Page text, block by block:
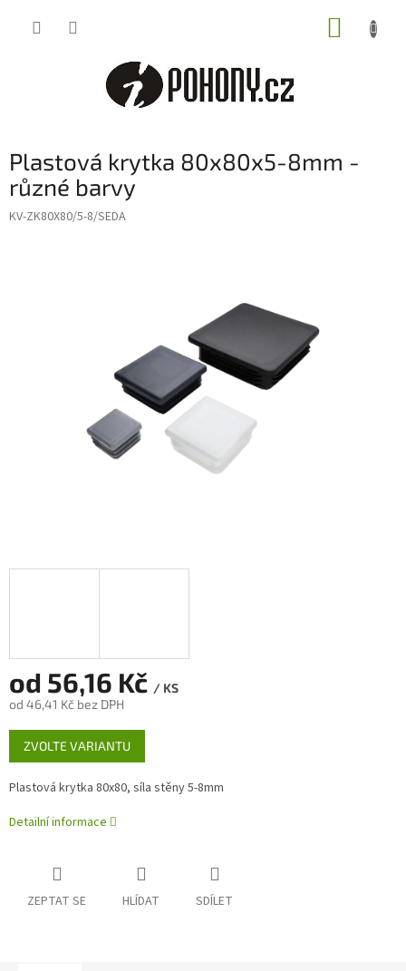
Plastová krytka 80x80x5-8mm -
různé barvy
KV-ZK80X80/5-8/SEDA
od 56,16 Kč / KS
od 46,41 Kč bez DPH
Měrná
cena:
ZVOLTE VARIANTU
Plastová krytka 80x80, síla stěny 5-8mm
Detailní informace
ZEPTAT SE HLÍDAT SDÍLET